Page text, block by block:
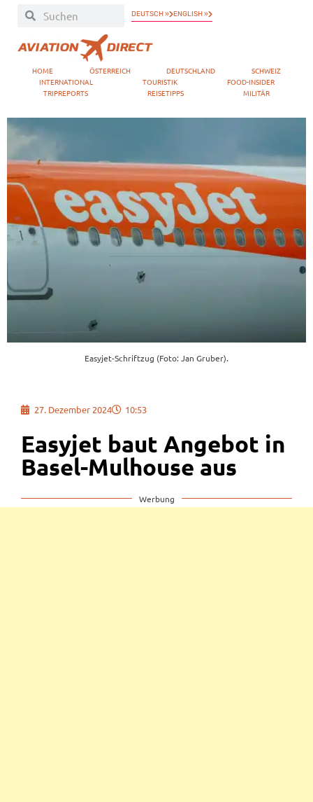
DEUTSCH » ENGLISH »
HOME ÖSTERREICH DEUTSCHLAND
SCHWEIZ
INTERNATIONAL
TOURISTIK
FOOD-INSIDER
TRIPREPORTS
REISETIPPS MILITÄR
Easyjet-Schriftzug (Foto: Jan Gruber).
27. Dezember 2024 10:53
Easyjet baut Angebot in
Basel-Mulhouse aus
Werbung